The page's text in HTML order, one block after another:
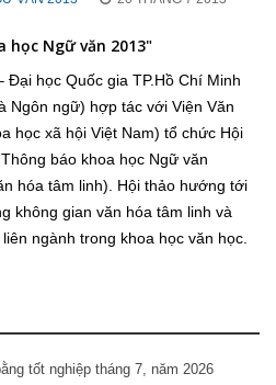
học Ngữ văn 2013"
Đại học Quốc gia TP.Hồ Chí Minh
Ngôn ngữ) hợp tác với Viện Văn
học xã hội Việt Nam) tổ chức Hội
báo khoa học Ngữ văn
hóa tâm linh). Hội thảo hướng tới
không gian văn hóa tâm linh và
ngành trong khoa học văn học.
tốt nghiệp tháng 7, năm 2026